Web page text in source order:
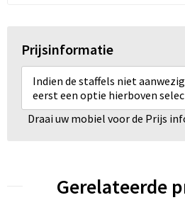
Prijsinformatie
Indien de staffels niet
eerst een optie hierboven
Draai uw mobiel voor de Prijs
Gerelateerde